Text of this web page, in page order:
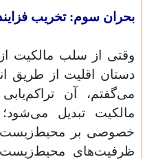
بحران سوم: تخریب
وقتی از سلب مالکیت
دستان اقلیت از طریق
می‌گفتم، آن
مالکیت تبدیل
خصوصی بر محیط‌زیست
ظرفیت‌های